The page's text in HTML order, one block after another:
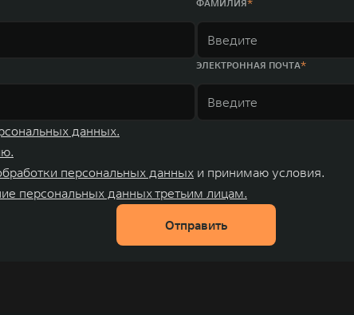
ФАМИЛИЯ
ЭЛЕКТРОННАЯ ПОЧТА
данных.
персональных данных и принимаю условия.
персональных данных третьим лицам.
Отправить